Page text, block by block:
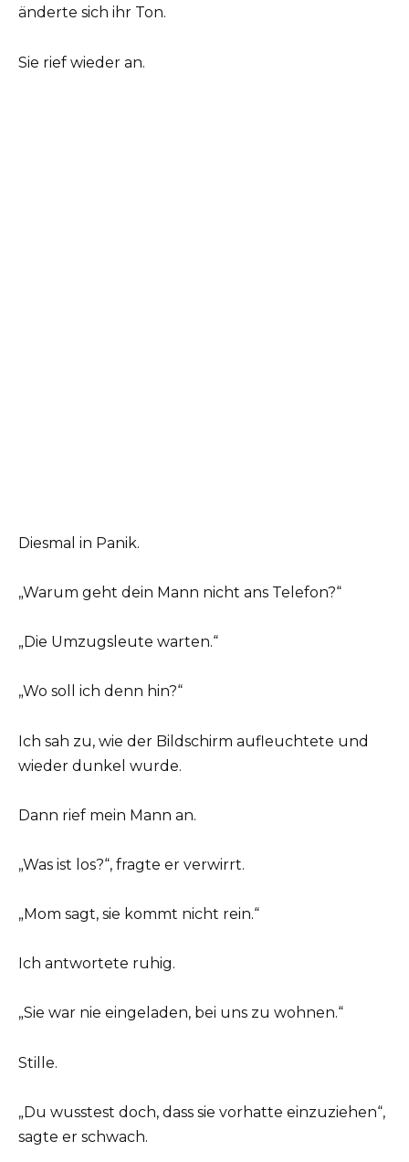
änderte sich ihr Ton.
Sie rief wieder an.
Diesmal in Panik.
„Warum geht dein Mann nicht ans Telefon?“
„Die Umzugsleute warten.“
„Wo soll ich denn hin?“
Ich sah zu, wie der Bildschirm aufleuchtete und
wieder dunkel wurde.
Dann rief mein Mann an.
„Was ist los?“, fragte er verwirrt.
„Mom sagt, sie kommt nicht rein.“
Ich antwortete ruhig.
„Sie war nie eingeladen, bei uns zu wohnen.“
Stille.
„Du wusstest doch, dass sie vorhatte einzuziehen“,
sagte er schwach.